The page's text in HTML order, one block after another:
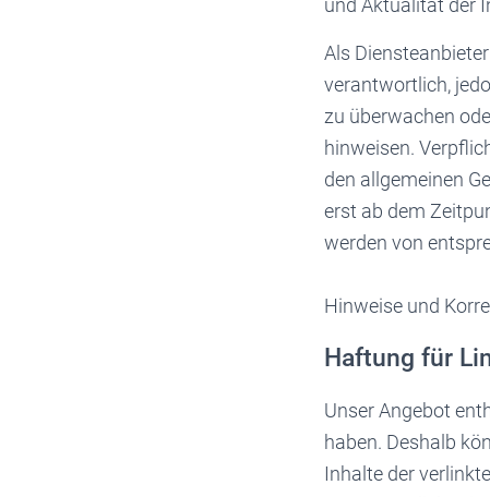
und Aktualität der
Als
verantwortlich,
zu überwachen
hinweisen.
den allgemeinen
erst ab dem
werden von
Hinweise und
Haftung für
Unser Angebot
haben. Deshalb
Inhalte der